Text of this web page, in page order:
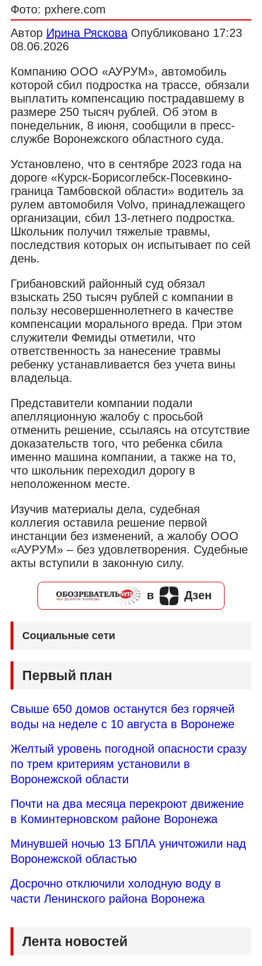
Фото: pxhere.com
Автор Ирина Ряскова Опубликовано 17:23
08.06.2026
Компанию ООО «АУРУМ», автомобиль
которой сбил подростка на трассе, обязали
выплатить компенсацию пострадавшему в
размере 250 тысяч рублей. Об этом в
понедельник, 8 июня, сообщили в пресс-
службе Воронежского областного суда.
Установлено, что в сентябре 2023 года на
дороге «Курск-Борисоглебск-Посевкино-
граница Тамбовской области» водитель за
рулем автомобиля Volvo, принадлежащего
организации, сбил 13-летнего подростка.
Школьник получил тяжелые травмы,
последствия которых он испытывает по сей
день.
Грибановский районный суд обязал
взыскать 250 тысяч рублей с компании в
пользу несовершеннолетнего в качестве
компенсации морального вреда. При этом
служители Фемиды отметили, что
ответственность за нанесение травмы
ребенку устанавливается без учета вины
владельца.
Представители компании подали
апелляционную жалобу с просьбой
отменить решение, ссылаясь на отсутствие
доказательств того, что ребенка сбила
именно машина компании, а также на то,
что школьник переходил дорогу в
неположенном месте.
Изучив материалы дела, судебная
коллегия оставила решение первой
инстанции без изменений, а жалобу ООО
«АУРУМ» – без удовлетворения. Судебные
акты вступили в законную силу.
в Дзен
Социальные сети
Первый план
Свыше 650 домов останутся без горячей
воды на неделе с 10 августа в Воронеже
Желтый уровень погодной опасности сразу
по трем критериям установили в
Воронежской области
Почти на два месяца перекроют движение
в Коминтерновском районе Воронежа
Минувшей ночью 13 БПЛА уничтожили над
Воронежской областью
Досрочно отключили холодную воду в
части Ленинского района Воронежа
Лента новостей